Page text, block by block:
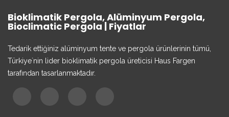
Bioklimatik Pergola, Alüminyum Pergola,
Bioclimatic Pergola | Fiyatlar
Tedarik ettiğiniz alüminyum tente ve pergola ürünlerinin tümü,
Türkiye`nin lider bioklimatik pergola üreticisi Haus Fargen
tarafından tasarlanmaktadır.